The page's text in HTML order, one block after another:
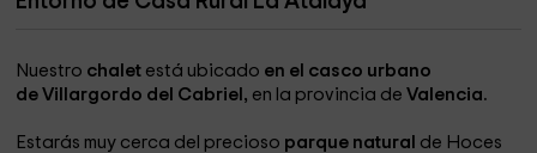
Nuestro chalet está ubicado en el casco urbano
de Villargordo del Cabriel, en la provincia deValencia.
Estarás muy cerca del precioso parque natural de Hoces